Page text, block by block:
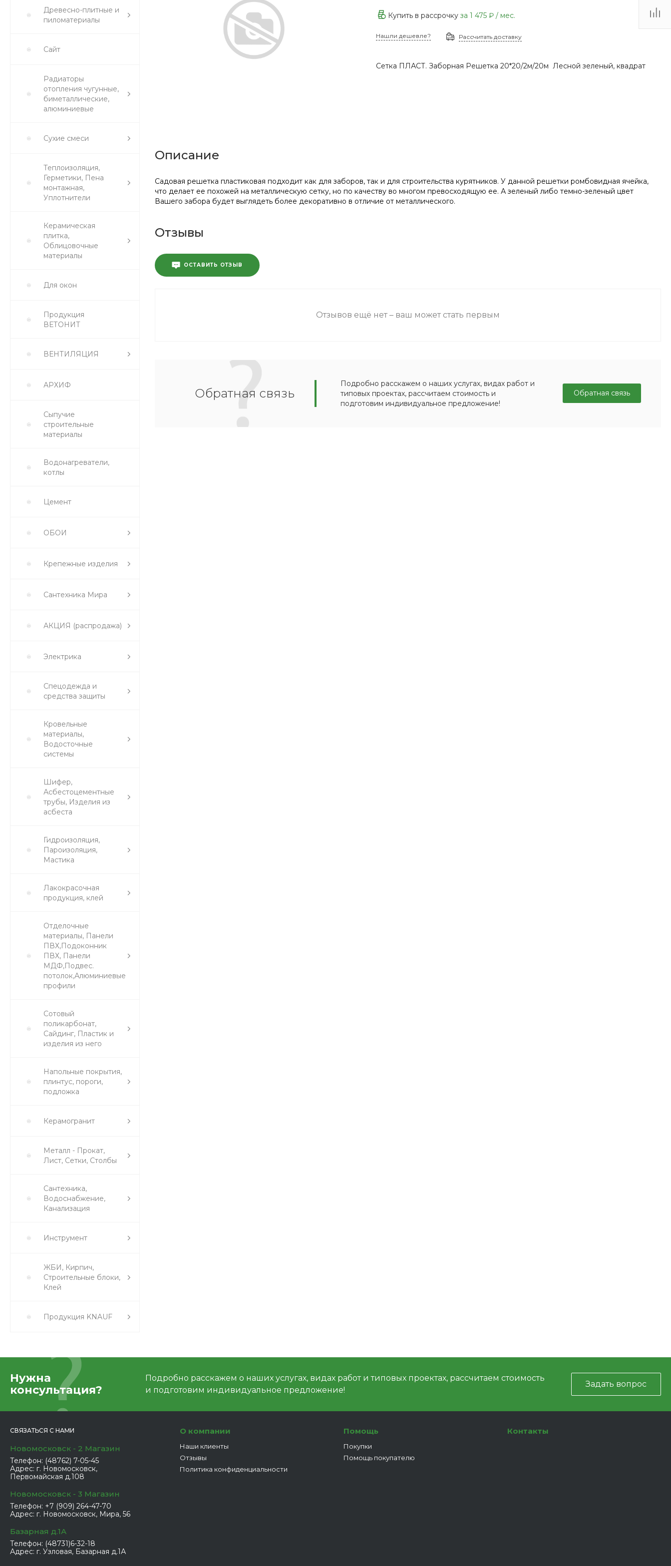
Древесно-плитные и
пиломатериалы
Сайт
Радиаторы
отопления чугунные,
биметаллические,
алюминиевые
Сухие смеси
Теплоизоляция,
Герметики, Пена
монтажная,
Уплотнители
Керамическая
плитка,
Облицовочные
материалы
Для окон
Продукция
ВЕТОНИТ
ВЕНТИЛЯЦИЯ
АРХИФ
Сыпучие
строительные
материалы
Водонагреватели,
котлы
Цемент
ОБОИ
Крепежные изделия
Сантехника Мира
АКЦИЯ (распродажа)
Электрика
Спецодежда и
средства защиты
Кровельные
материалы,
Водосточные
системы
Шифер,
Асбестоцементные
трубы, Изделия из
асбеста
Гидроизоляция,
Пароизоляция,
Мастика
Лакокрасочная
продукция, клей
Отделочные
материалы, Панели
ПВХ,Подоконник
ПВХ, Панели
МДФ,Подвес.
потолок,Алюминиевые
профили
Сотовый
поликарбонат,
Сайдинг, Пластик и
изделия из него
Напольные покрытия,
плинтус, пороги,
подложка
Керамогранит
Металл - Прокат,
Лист, Сетки, Столбы
Сантехника,
Водоснабжение,
Канализация
Инструмент
ЖБИ, Кирпич,
Строительные блоки,
Клей
Продукция KNAUF
Купить в рассрочку за 1 475 ₽/ мес.
Нашли дешевле? Рассчитать доставку
Сетка ПЛАСТ. Заборная Решетка 20*20/2м/20м Лесной зеленый, квадрат
Описание
Садовая решетка пластиковая подходит как для заборов, так и для строительства курятников. У данной решетки ромбовидная ячейка,
что делает ее похожей на металлическую сетку, но по качеству во многом превосходящую ее. А зеленый либо темно-зеленый цвет
Вашего забора будет выглядеть более декоративно в отличие от металлического.
Отзывы
ОСТАВИТЬ ОТЗЫВ
Отзывов ещё нет – ваш может стать первым
Обратная связь
Подробно расскажем о наших услугах, видах работ и
типовых проектах, рассчитаем стоимость и
подготовим индивидуальное предложение!
Обратная связь
Нужна
консультация?
Подробно расскажем о наших услугах, видах работ и типовых проектах, рассчитаем стоимость
и подготовим индивидуальное предложение!
Задать вопрос
СВЯЗАТЬСЯ С НАМИ
Новомосковск - 2 Магазин
Телефон: (48762) 7-05-45
Адрес: г. Новомосковск,
Первомайская д.108
Новомосковск - 3 Магазин
Телефон: +7 (909) 264-47-70
Адрес: г. Новомосковск, Мира, 56
Базарная д.1А
Телефон: (48731)6-32-18
Адрес: г. Узловая, Базарная д.1А
О компании
Наши клиенты
Отзывы
Политика конфиденциальности
Помощь
Покупки
Помощь покупателю
Контакты